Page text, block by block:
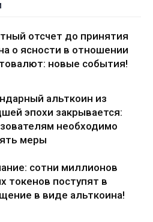
отсчет до принятия
о ясности в отношении
новые события!
альткоин из
эпохи закрывается:
необходимо
меры
сотни миллионов
токенов поступят в
в виде альткоина!